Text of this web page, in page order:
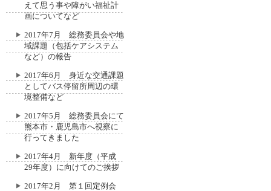
えて思う事や障がい福祉計
画についてなど
2017年7月 総務委員会や地
域課題（包括ケアシステム
など）の報告
2017年6月 身近な交通課題
としてバス停留所周辺の環
境整備など
2017年5月 総務委員会にて
熊本市・鹿児島市へ視察に
行ってきました
2017年4月 新年度（平成
29年度）に向けてのご挨拶
2017年2月 第１回定例会